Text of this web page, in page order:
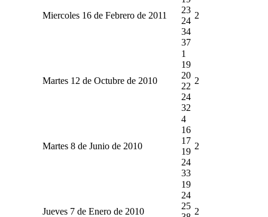
Miercoles 16 de Febrero de 2011
23
24
34
37
2
Martes 12 de Octubre de 2010
1
19
20
22
24
32
2
Martes 8 de Junio de 2010
4
16
17
19
24
33
2
Jueves 7 de Enero de 2010
19
24
25
2